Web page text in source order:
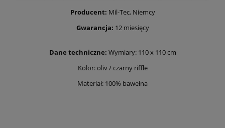
Producent: Mil-Tec, Niemcy
Gwarancja: 12 miesięcy
Dane techniczne: Wymiary: 110 x 110 cm
Kolor: oliv / czarny riffle
Materiał: 100% bawełna